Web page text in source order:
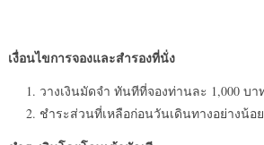
เงื่อนไขการจองและสำรองที่นั่ง
วางเงินมัดจำ ทันทีที่จองท่านละ 1,000 บา
ชำระส่วนที่เหลือก่อนวันเดินทางอย่างน้อ